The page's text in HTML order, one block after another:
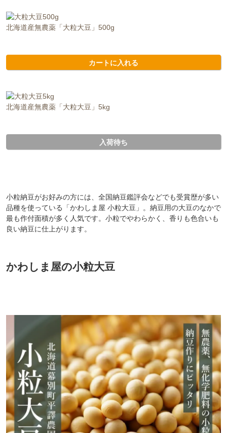
北海道産無農薬「大粒大豆」500g
カートに入れる
北海道産無農薬「大粒大豆」5kg
入荷待ち
小粒納豆がお好みの方には、全国納豆鑑評会などでも受賞歴が多い
品種を使っている「かわしま屋 小粒大豆」。納豆用の大豆のなかで
最も作付面積が多く人気です。小粒でやわらかく、香りも色合いも
良い納豆に仕上がります。
かわしま屋の小粒大豆